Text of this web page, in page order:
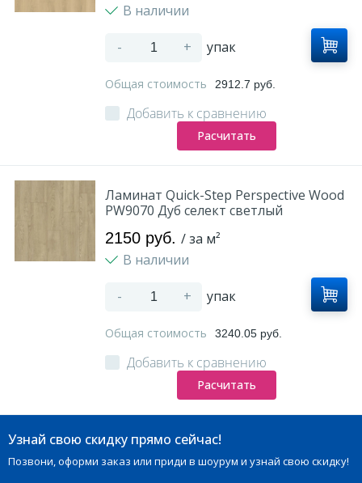
В наличии
- + упак
Общая стоимость 2912.7 руб.
Добавить к сравнению
Расчитать
Ламинат Quick-Step Perspective Wood
PW9070 Дуб селект светлый
2150 руб. / за м²
В наличии
- + упак
Общая стоимость 3240.05 руб.
Добавить к сравнению
Расчитать
Узнай свою скидку прямо сейчас!
Позвони, оформи заказ или приди в шоурум и узнай свою скидку!